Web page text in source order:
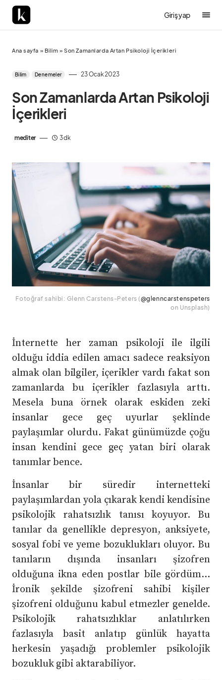
Giriş yap
Ana sayfa » Bilim »Son Zamanlarda Artan Psikoloji İçerikleri
Bilim Denemeler 23 Ocak 2023
Son Zamanlarda Artan Psikoloji
İçerikleri
mediter 3 dk
Fotoğraf sahibi: Glenn Carstens-Peters (@glenncarstenspeters
on Unsplash)
İnternette her zaman psikoloji ile ilgili
olduğu iddia edilen amacı sadece reaksiyon
almak olan bilgiler, içerikler vardı fakat son
zamanlarda bu içerikler fazlasıyla arttı.
Mesela buna örnek olarak eskiden zeki
insanlar gece geç uyurlar şeklinde
paylaşımlar olurdu. Fakat günümüzde çoğu
insan kendini gece geç yatan biri olarak
tanımlar bence.
İnsanlar bir süredir internetteki
paylaşımlardan yola çıkarak kendi kendisine
psikolojik rahatsızlık tanısı koyuyor. Bu
tanılar da genellikle depresyon, anksiyete,
sosyal fobi ve yeme bozuklukları oluyor. Bu
tanıların dışında insanları şizofren
olduğuna ikna eden postlar bile gördüm…
İronik şekilde şizofreni sahibi kişiler
şizofreni olduğunu kabul etmezler genelde.
Psikolojik rahatsızlıklar anlatılırken
fazlasıyla basit anlatıp günlük hayatta
herkesin yaşadığı problemler psikolojik
bozukluk gibi aktarabiliyor.